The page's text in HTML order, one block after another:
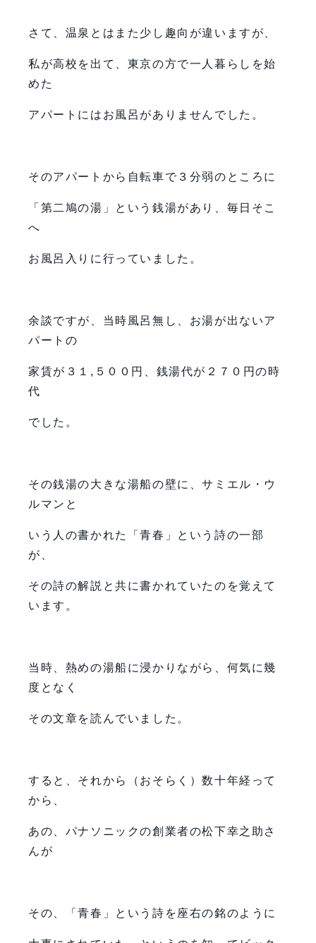
さて、温泉とはまた少し趣向が違いますが、
私が高校を出て、東京の方で一人暮らしを始
めた
アパートにはお風呂がありませんでした。
そのアパートから自転車で３分弱のところに
「第二鳩の湯」という銭湯があり、毎日そこ
へ
お風呂入りに行っていました。
余談ですが、当時風呂無し、お湯が出ないア
パートの
家賃が３１,５００円、銭湯代が２７０円の時
代
でした。
その銭湯の大きな湯船の壁に、サミエル・ウ
ルマンと
いう人の書かれた「青春」という詩の一部
が、
その詩の解説と共に書かれていたのを覚えて
います。
当時、熱めの湯船に浸かりながら、何気に幾
度となく
その文章を読んでいました。
すると、それから（おそらく）数十年経って
から、
あの、パナソニックの創業者の松下幸之助さ
んが
その、「青春」という詩を座右の銘のように